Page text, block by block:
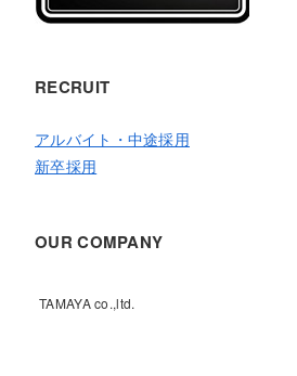
RECRUIT
アルバイト・中途採用
新卒採用
OUR COMPANY
TAMAYA co.,ltd.